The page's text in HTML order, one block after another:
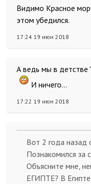
Видимо Красное
этом убедился.
17:24 19 июн 2018
А ведь мы в детстве
И ничего...
17:22 19 июн 2018
Вот 2 года назад
Познакомился за
Объясните мне,
ЕГИПТЕ? В